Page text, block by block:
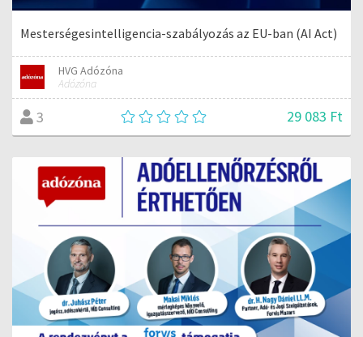
Mesterségesintelligencia-szabályozás az EU-ban (AI Act)
HVG Adózóna
Adózóna
3 29 083 Ft